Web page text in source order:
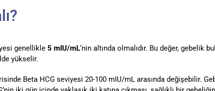
genellikle 5 mIU/mL‘nin altında olmalıdır. Bu değer, gebelik
yükselir.
Beta HCG seviyesi 20-100 mIU/mL arasında değişebilir.